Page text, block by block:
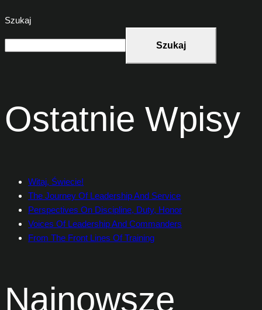
Szukaj
Szukaj
Ostatnie Wpisy
Witaj, Świecie!
The Journey Of Leadership And Service
Perspectives On Discipline, Duty, Honor
Voices Of Leadership And Commanders
From The Front Lines Of Training
Najnowsze